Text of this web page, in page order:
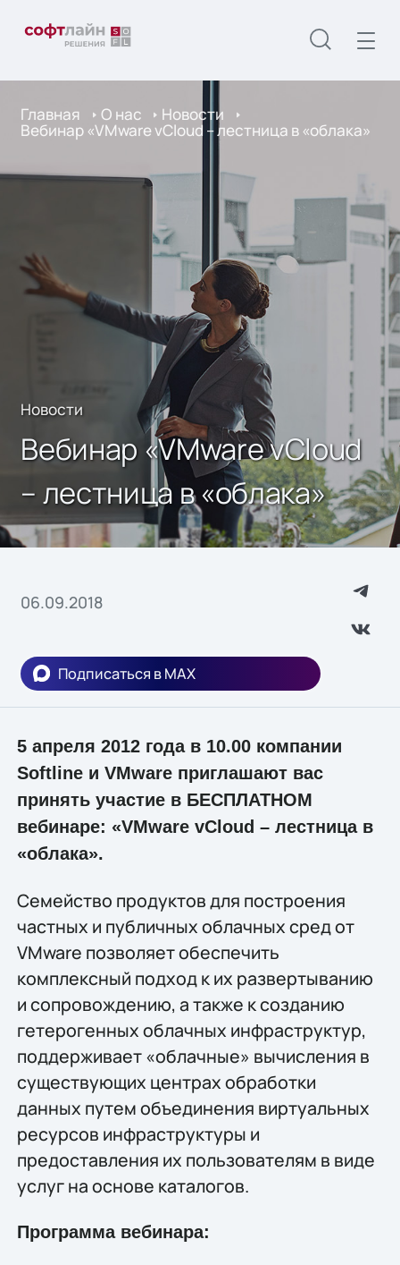
Главная О нас Новости
Вебинар «VMware vCloud – лестница в «облака»
Новости
Вебинар «VMware vCloud
– лестница в «облака»
06.09.2018
Подписаться в MAX
5 апреля 2012 года в 10.00 компании
Softline и VMware приглашают вас
принять участие в БЕСПЛАТНОМ
вебинаре: «VMware vCloud – лестница в
«облака».
Семейство продуктов для построения
частных и публичных облачных сред от
VMware позволяет обеспечить
комплексный подход к их развертыванию
и сопровождению, а также к созданию
гетерогенных облачных инфраструктур,
поддерживает «облачные» вычисления в
существующих центрах обработки
данных путем объединения виртуальных
ресурсов инфраструктуры и
предоставления их пользователям в виде
услуг на основе каталогов.
Программа вебинара: